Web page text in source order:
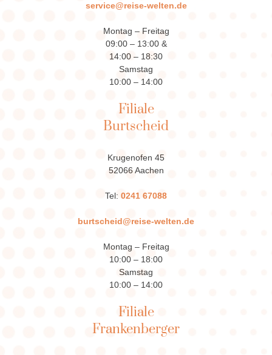
service@reise-welten.de
Montag – Freitag
09:00 – 13:00 &
14:00 – 18:30
Samstag
10:00 – 14:00
Filiale
Burtscheid
Krugenofen 45
52066 Aachen
Tel: 0241 67088
burtscheid@reise-welten.de
Montag – Freitag
10:00 – 18:00
Samstag
10:00 – 14:00
Filiale
Frankenberger